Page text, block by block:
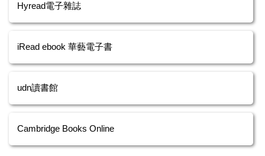
Hyread電子雜誌
iRead ebook 華藝電子書
udn讀書館
Cambridge Books Online